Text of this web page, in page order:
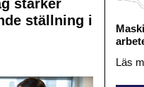
stärker
ställning i
Läs